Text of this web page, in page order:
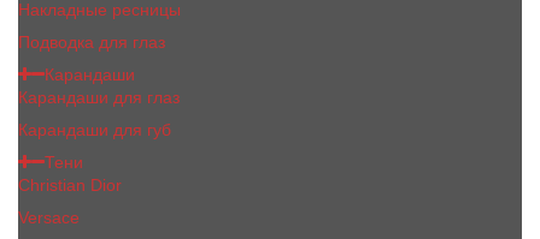
Накладные ресницы
Подводка для глаз
Карандаши
Карандаши для глаз
Карандаши для губ
Тени
Christian Dior
Versace